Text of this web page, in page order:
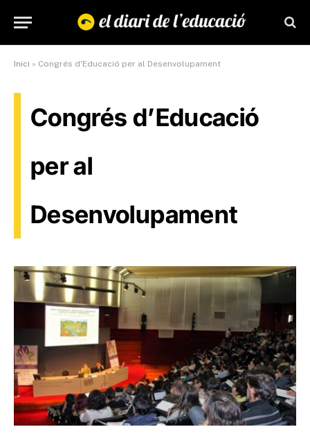
Inici » Congrés d'Educació per al Desenvolupament
Congrés d’Educació
per al
Desenvolupament